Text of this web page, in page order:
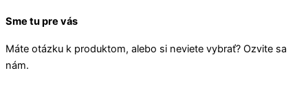
Sme tu pre vás
Máte otázku k produktom, alebo si neviete vybrať? Ozvite sa
nám.